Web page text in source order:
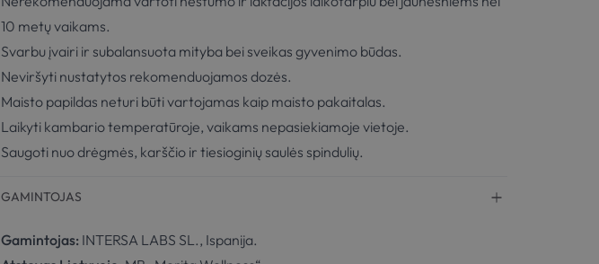
10 metų vaikams.
Svarbu įvairi ir subalansuota mityba bei sveikas gyvenimo būdas.
Neviršyti nustatytos rekomenduojamos dozės.
Maisto papildas neturi būti vartojamas kaip maisto pakaitalas.
Laikyti kambario temperatūroje, vaikams nepasiekiamoje vietoje.
Saugoti nuo drėgmės, karščio ir tiesioginių saulės spindulių.
GAMINTOJAS
Gamintojas: INTERSA LABS SL., Ispanija.